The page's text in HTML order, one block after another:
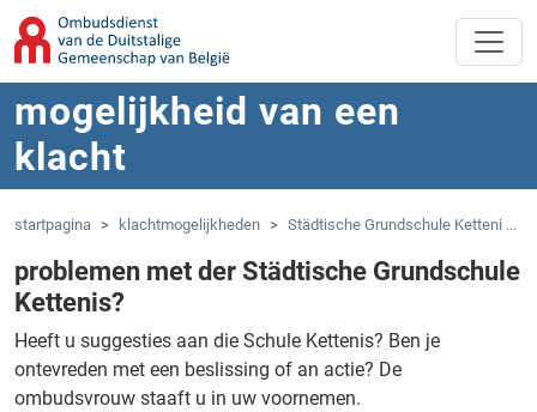
Overslaan naar hoofdinhoud
Spring naar navigatie
mogelijkheid van een
klacht
startpagina klachtmogelijkheden Städtische Grundschule Ketteni ...
problemen met der Städtische Grundschule
Kettenis?
Heeft u suggesties aan die Schule Kettenis? Ben je
ontevreden met een beslissing of an actie? De
ombudsvrouw staaft u in uw voornemen.